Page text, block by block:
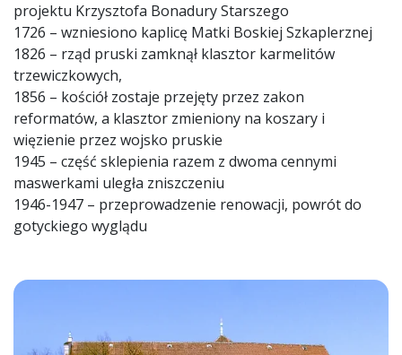
projektu Krzysztofa Bonadury Starszego
1726 – wzniesiono kaplicę Matki Boskiej Szkaplerznej
1826 – rząd pruski zamknął klasztor karmelitów
trzewiczkowych,
1856 – kościół zostaje przejęty przez zakon
reformatów, a klasztor zmieniony na koszary i
więzienie przez wojsko pruskie
1945 – część sklepienia razem z dwoma cennymi
maswerkami uległa zniszczeniu
1946-1947 – przeprowadzenie renowacji, powrót do
gotyckiego wyglądu